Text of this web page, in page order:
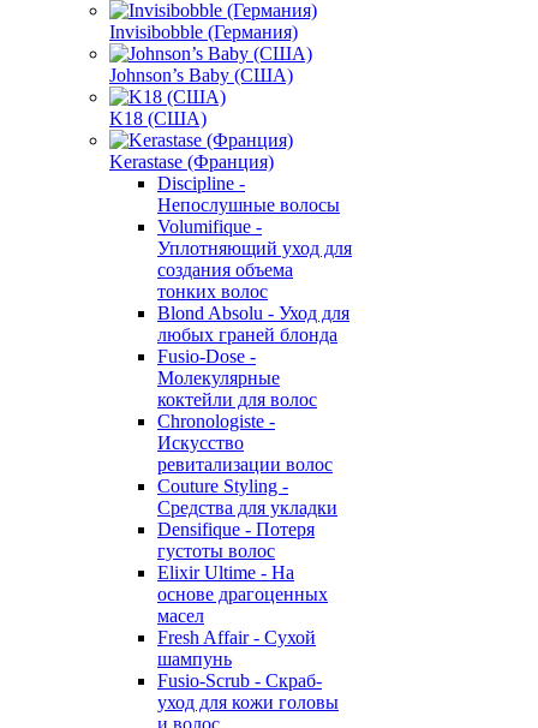
Invisibobble (Германия)
Johnson’s Baby (США)
K18 (США)
Kerastase (Франция)
Discipline -
Непослушные волосы
Volumifique -
Уплотняющий уход для
создания объема
тонких волос
Blond Absolu - Уход для
любых граней блонда
Fusio-Dose -
Молекулярные
коктейли для волос
Chronologiste -
Искусство
ревитализации волос
Couture Styling -
Средства для укладки
Densifique - Потеря
густоты волос
Elixir Ultime - На
основе драгоценных
масел
Fresh Affair - Сухой
шампунь
Fusio-Scrub - Скраб-
уход для кожи головы
и волос